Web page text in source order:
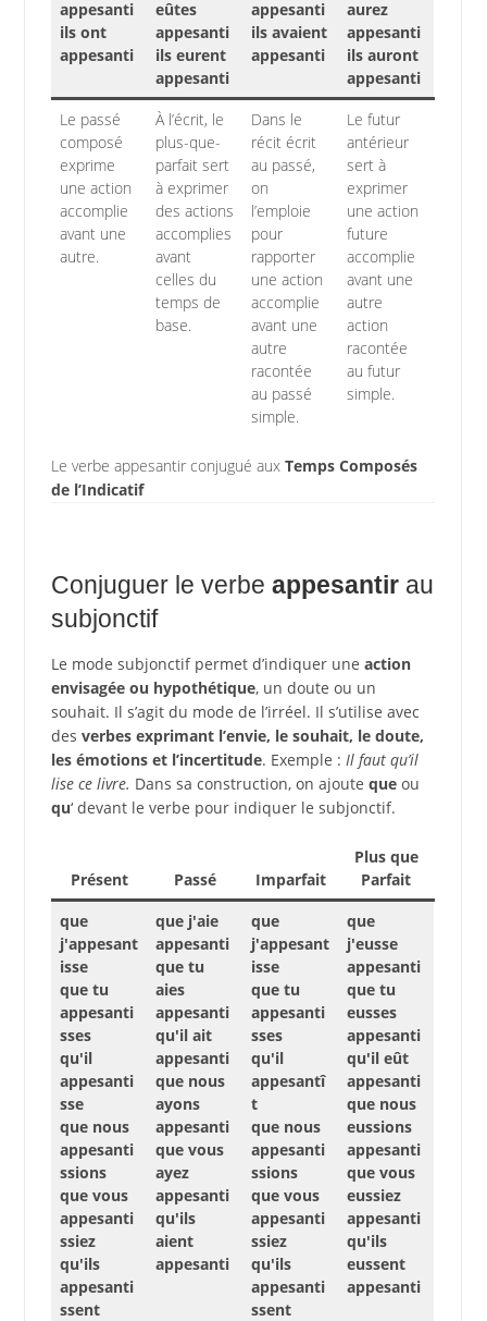
appesanti
ils ont
appesanti
eûtes
appesanti
ils eurent
appesanti
appesanti
ils avaient
appesanti
aurez
appesanti
ils auront
appesanti
Le passé
composé
exprime
une action
accomplie
avant une
autre.
À l’écrit, le
plus-que-
parfait sert
à exprimer
des actions
accomplies
avant
celles du
temps de
base.
Dans le
récit écrit
au passé,
on
l’emploie
pour
rapporter
une action
accomplie
avant une
autre
racontée
au passé
simple.
Le futur
antérieur
sert à
exprimer
une action
future
accomplie
avant une
autre
action
racontée
au futur
simple.
Le verbe appesantir conjugué aux Temps Composés
de l’Indicatif
Conjuguer le verbe appesantirau
subjonctif
Le mode subjonctif permet d’indiquer une action
envisagée ou hypothétique, un doute ou un
souhait. Il s’agit du mode de l’irréel. Il s’utilise avec
des verbes exprimant l’envie, le souhait, le doute,
les émotions et l’incertitude. Exemple : Il faut qu’il
lise ce livre. Dans sa construction, on ajoute queou
qu‘ devant le verbe pour indiquer le subjonctif.
Présent Passé Imparfait
Plus que
Parfait
que
j'appesant
isse
que tu
appesanti
sses
qu'il
appesanti
sse
que nous
appesanti
ssions
que vous
appesanti
ssiez
qu'ils
appesanti
ssent
que j'aie
appesanti
que tu
aies
appesanti
qu'il ait
appesanti
que nous
ayons
appesanti
que vous
ayez
appesanti
qu'ils
aient
appesanti
que
j'appesant
isse
que tu
appesanti
sses
qu'il
appesantî
t
que nous
appesanti
ssions
que vous
appesanti
ssiez
qu'ils
appesanti
ssent
que
j'eusse
appesanti
que tu
eusses
appesanti
qu'il eût
appesanti
que nous
eussions
appesanti
que vous
eussiez
appesanti
qu'ils
eussent
appesanti